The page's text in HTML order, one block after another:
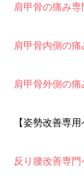
肩甲骨の痛み専
肩甲骨内側の
肩甲骨外側の
【姿勢改善専用
反り腰改善専門